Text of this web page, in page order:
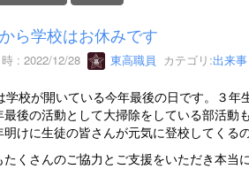
ら学校はお休みです
: 2022/12/28 東高職員 カテゴリ:出来事
学校が開いている今年最後の日です。３
後の活動として大掃除をしている部活動
けに生徒の皆さんが元気に登校してくる
くさんのご協力とご支援をいただき本当